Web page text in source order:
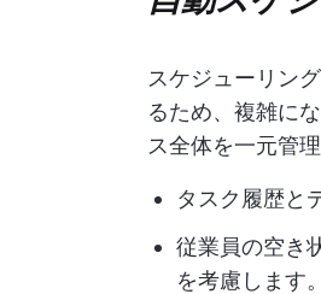
スケジューリン
るため、複雑に
ス全体を一元管
タスク履歴と
従業員の空き
を考慮します。